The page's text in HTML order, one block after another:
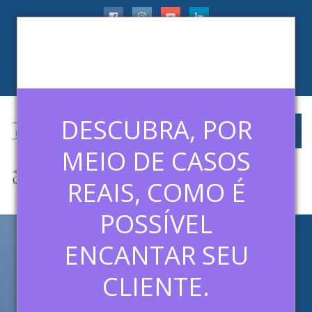
DESCUBRA, POR
MEIO DE CASOS
REAIS, COMO É
POSSÍVEL
ENCANTAR SEU
CLIENTE.
ASSOCIADOS AMCHAM TÊM
DESCONTO NO CURSO DA